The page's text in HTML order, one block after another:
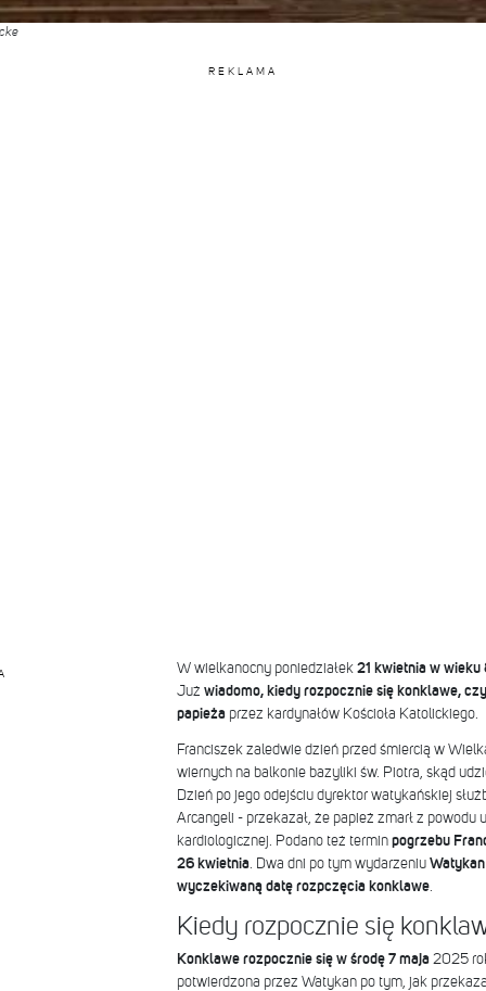
REKLAMA
W wielkanocny poniedziałek 21 kwietnia w
Już wiadomo, kiedy rozpocznie się konklawe,
papieżaprzez kardynałów Kościoła Katolickiego.
Franciszek zaledwie dzień przed śmiercią w
wiernych na balkonie bazyliki św. Piotra, skąd
Dzień po jego odejściu dyrektor watykańskiej
Arcangeli - przekazał, że papież zmarł z powodu
kardiologicznej. Podano też terminpogrzebu
26 kwietnia. Dwa dni po tym wydarzeniu Watykan
wyczekiwaną datę rozpczęcia konklawe.
Kiedy rozpocznie się
Konklawe rozpocznie się w środę 7 maja2025
potwierdzona przez Watykan po tym, jak